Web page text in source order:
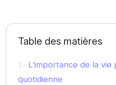
Table des matières
L’importance de la
quotidienne